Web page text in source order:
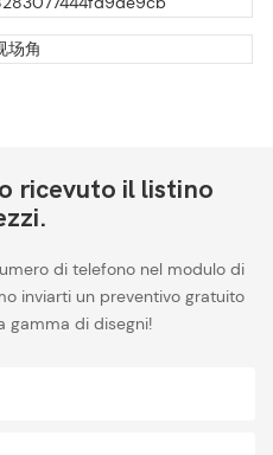
ricevuto il listino
di telefono nel modulo di
inviarti un preventivo gratuito
gamma di disegni!